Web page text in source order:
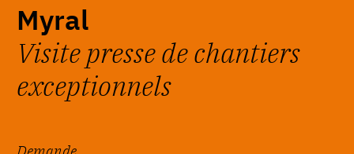
Myral
Visite presse de chantiers
exceptionnels